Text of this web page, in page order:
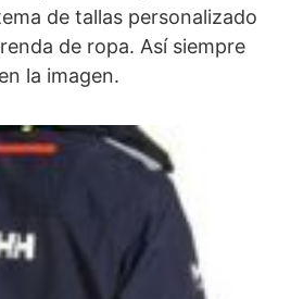
de tallas personalizado
de ropa. Así siempre
la imagen.